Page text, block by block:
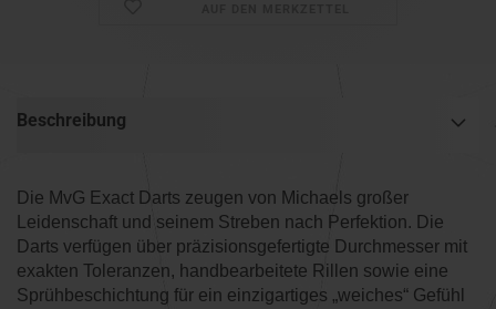
Beschreibung
Die MvG Exact Darts zeugen von Michaels großer
Leidenschaft und seinem Streben nach Perfektion. Die
Darts verfügen über präzisionsgefertigte Durchmesser mit
exakten Toleranzen, handbearbeitete Rillen sowie eine
Sprühbeschichtung für ein einzigartiges „weiches“ Gefühl